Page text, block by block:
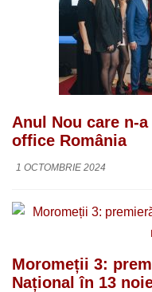
Anul Nou care n-
office România
1 OCTOMBRIE 2024
Moromeții 3:
Național în 13